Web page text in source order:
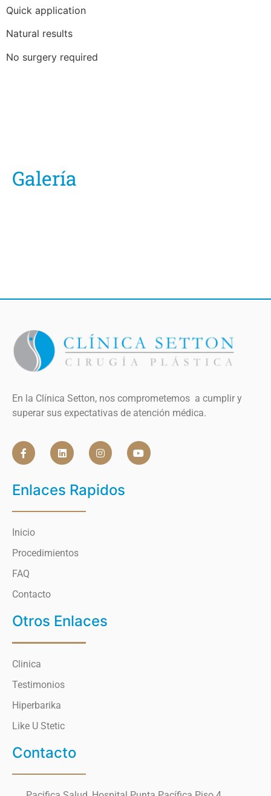
Quick application
Natural results
No surgery required
Galería
En la Clínica Setton, nos comprometemos a cumplir y
superar sus expectativas de atención médica.
Enlaces Rapidos
Inicio
Procedimientos
FAQ
Contacto
Otros Enlaces
Clinica
Testimonios
Hiperbarika
Like U Stetic
Contacto